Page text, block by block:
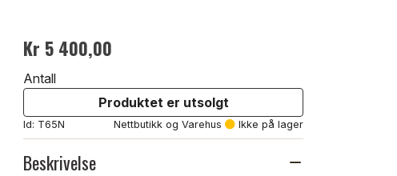
Kr 5 400,00
Antall
Produktet er utsolgt
Id: T65N Nettbutikk og Varehus Ikke på lager
Beskrivelse